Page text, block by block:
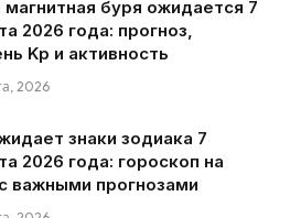
магнитная буря ожидается 7
2026 года: прогноз,
Kp и активность
2026
знаки зодиака 7
2026 года: гороскоп на
важными прогнозами